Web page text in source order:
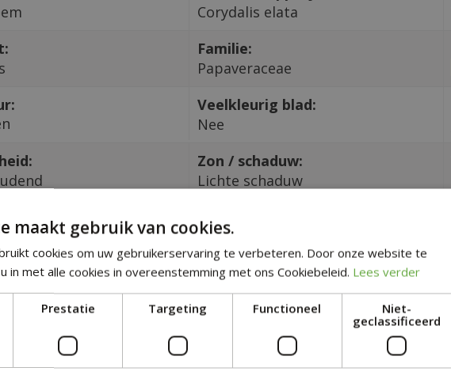
Corydalis elata
Familie:
Papaveraceae
Veelkleurig blad:
Nee
Zon / schaduw:
Lichte schaduw
CM:
Giftig:
Nee
planten
maakt gebruik van cookies.
cookies om uw gebruikerservaring te verbeteren. Door onze website te
in met alle cookies in overeenstemming met ons Cookiebeleid. Lees verder
Prestatie Targeting Functioneel
Niet-
geclassificeerd